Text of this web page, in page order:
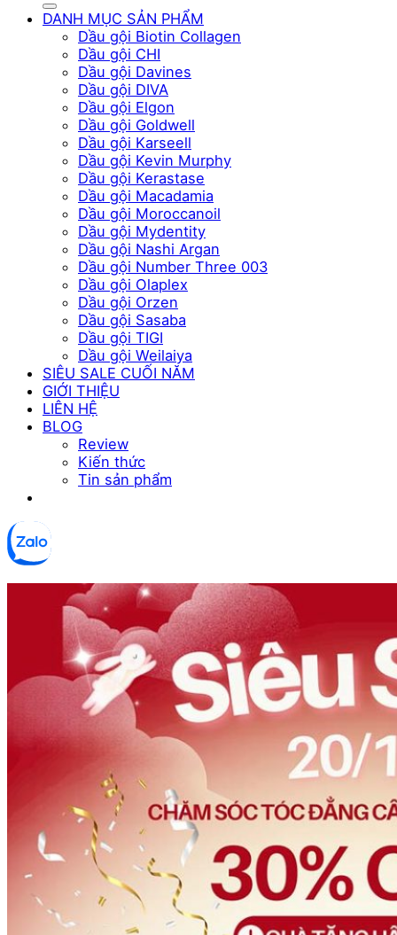
DANH MỤC SẢN PHẨM
Dầu gội Biotin Collagen
Dầu gội CHI
Dầu gội Davines
Dầu gội DIVA
Dầu gội Elgon
Dầu gội Goldwell
Dầu gội Karseell
Dầu gội Kevin Murphy
Dầu gội Kerastase
Dầu gội Macadamia
Dầu gội Moroccanoil
Dầu gội Mydentity
Dầu gội Nashi Argan
Dầu gội Number Three 003
Dầu gội Olaplex
Dầu gội Orzen
Dầu gội Sasaba
Dầu gội TIGI
Dầu gội Weilaiya
SIÊU SALE CUỐI NĂM
GIỚI THIỆU
LIÊN HỆ
BLOG
Review
Kiến thức
Tin sản phẩm